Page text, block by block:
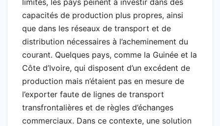
capacités de production plus propres, ainsi
que dans les réseaux de transport et de
distribution nécessaires à l’acheminement du
courant. Quelques pays, comme la Guinée et la
Côte d’Ivoire, qui disposent d’un excédent de
production mais n’étaient pas en mesure de
l’exporter faute de lignes de transport
transfrontalières et de règles d’échanges
commerciaux. Dans ce contexte, une solution